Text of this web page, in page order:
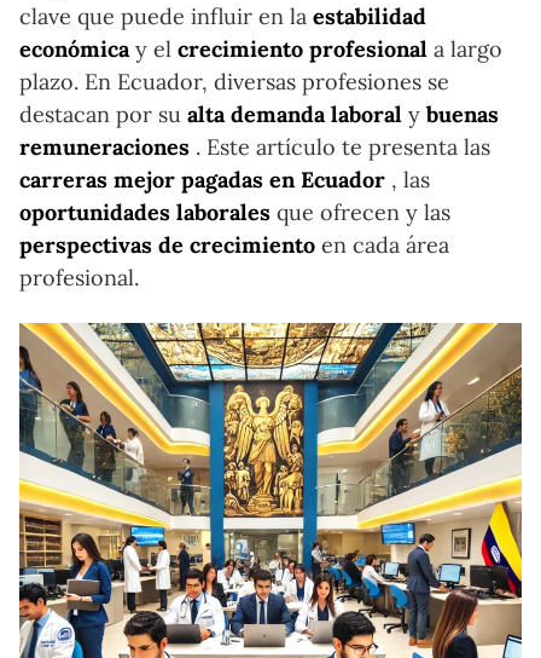
clave que puede influir en la estabilidad
económicay el crecimiento profesional a largo
plazo. En Ecuador, diversas profesiones se
destacan por su alta demanda laboral y buenas
remuneraciones . Este artículo te presenta las
carreras mejor pagadas en Ecuador , las
oportunidades laborales que ofrecen y las
perspectivas de crecimiento en cada área
profesional.